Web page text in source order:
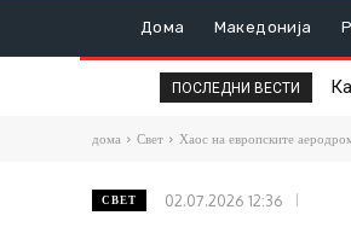
Дома Македонија
ПОСЛЕДНИ ВЕСТИ Кај
дома Свет Хаос на европските
СВЕТ 02.07.2026 12:36